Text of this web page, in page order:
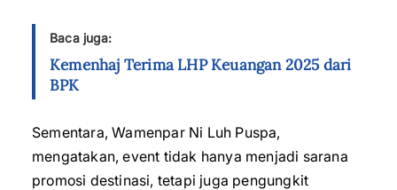
Baca juga:
Kemenhaj Terima LHP Keuangan 2025 dari
BPK
Sementara, Wamenpar Ni Luh Puspa,
mengatakan, event tidak hanya menjadi sarana
promosi destinasi, tetapi juga pengungkit